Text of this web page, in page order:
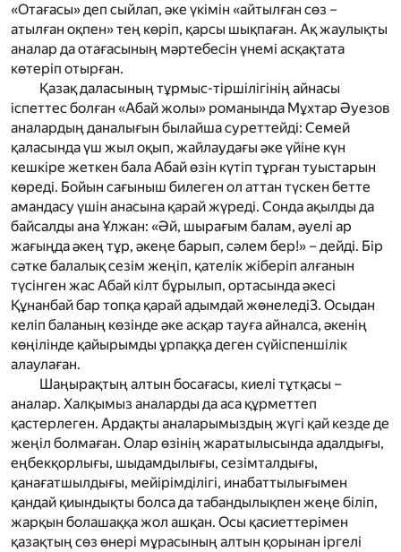
«Отағасы» деп сыйлап, әке үкімін «айтылған сөз –
атылған оқпен» тең көріп, қарсы шықпаған. Ақ жаулықты
аналар да отағасының мәртебесін үнемі асқақтата
көтеріп отырған.
Қазақ даласының тұрмыс-тіршілігінің айнасы
іспеттес болған «Абай жолы» романында Мұхтар Әуезов
аналардың даналығын былайша суреттейді: Семей
қаласында үш жыл оқып, жайлаудағы әке үйіне күн
кешкіре жеткен бала Абай өзін күтіп тұрған туыстарын
көреді. Бойын сағыныш билеген ол аттан түскен бетте
амандасу үшін анасына қарай жүреді. Сонда ақылды да
байсалды ана Ұлжан: «Әй, шырағым балам, әуелі ар
жағыңда әкең тұр, әкеңе барып, сәлем бер!» – дейді. Бір
сәтке балалық сезім жеңіп, қателік жіберіп алғанын
түсінген жас Абай кілт бұрылып, ортасында әкесі
Құнанбай бар топқа қарай адымдай жөнеледі3. Осыдан
келіп баланың көзінде әке асқар тауға айналса, әкенің
көңілінде қайырымды ұрпаққа деген сүйіспеншілік
алаулаған.
Шаңырақтың алтын босағасы, киелі тұтқасы –
аналар. Халқымыз аналарды да аса құрметтеп
қастерлеген. Ардақты аналарымыздың жүгі қай кезде де
жеңіл болмаған. Олар өзінің жаратылысында адалдығы,
еңбекқорлығы, шыдамдылығы, сезімталдығы,
қанағатшылдығы, мейірімділігі, инабаттылығымен
қандай қиындықты болса да табандылықпен жеңе біліп,
жарқын болашаққа жол ашқан. Осы қасиеттерімен
қазақтың сөз өнері мұрасының алтын қорынан іргелі